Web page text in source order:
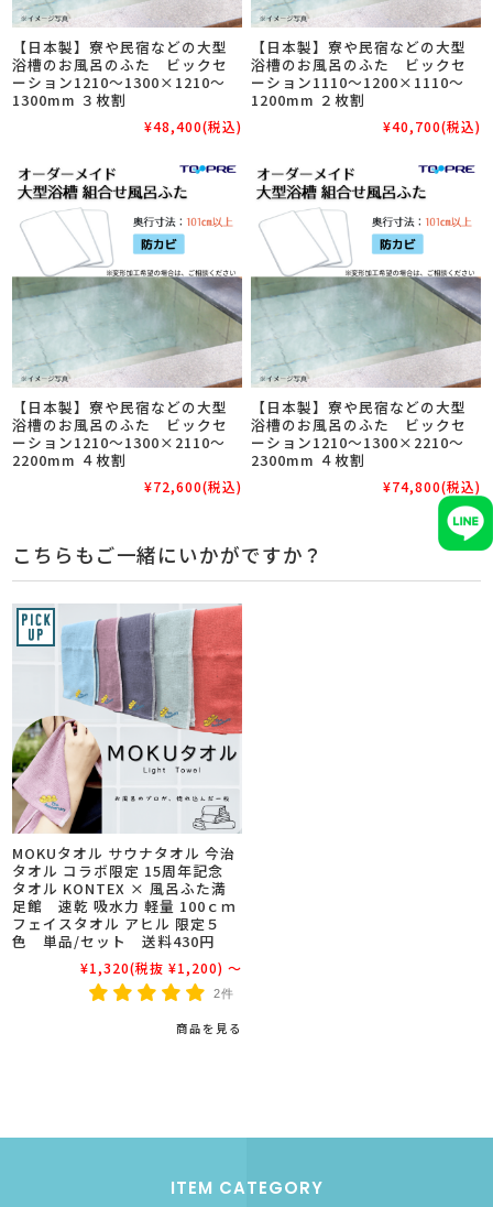
【日本製】寮や民宿などの大型
浴槽のお風呂のふた ビックセ
ーション1210～1300×1210～
1300mm ３枚割
¥48,400(税込)
【日本製】寮や民宿などの大型
浴槽のお風呂のふた ビックセ
ーション1110～1200×1110～
1200mm ２枚割
¥40,700(税込)
【日本製】寮や民宿などの大型
浴槽のお風呂のふた ビックセ
ーション1210～1300×2110～
2200mm ４枚割
¥72,600(税込)
【日本製】寮や民宿などの大型
浴槽のお風呂のふた ビックセ
ーション1210～1300×2210～
2300mm ４枚割
¥74,800(税込)
こちらもご一緒にいかがですか？
MOKUタオル サウナタオル 今治
タオル コラボ限定 15周年記念
タオル KONTEX × 風呂ふた満
足館 速乾 吸水力 軽量 100ｃｍ
フェイスタオル アヒル 限定５
色 単品/セット 送料430円
¥1,320(税抜 ¥1,200) ～
2件
商品を見る
ITEM CATEGORY